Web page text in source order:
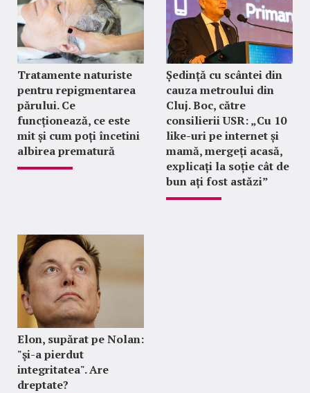
Tratamente naturiste
pentru repigmentarea
părului. Ce
funcționează, ce este
mit și cum poți încetini
albirea prematură
Ședință cu scântei din
cauza metroului din
Cluj. Boc, către
consilierii USR: „Cu 10
like-uri pe internet și
mamă, mergeți acasă,
explicați la soție cât de
bun ați fost astăzi”
Elon, supărat pe Nolan:
"şi-a pierdut
integritatea". Are
dreptate?